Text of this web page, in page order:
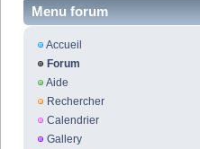
Menu forum
Accueil
Forum
Aide
Rechercher
Calendrier
Gallery